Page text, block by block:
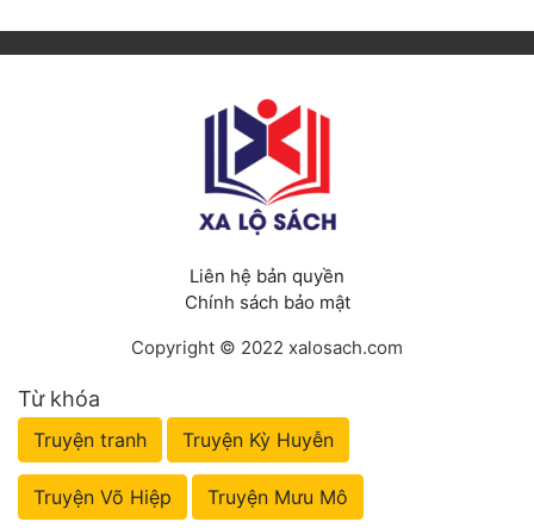
Liên hệ bản quyền
Chính sách bảo mật
Copyright © 2022 xalosach.com
Từ khóa
Truyện tranh Truyện Kỳ Huyễn
Truyện Võ Hiệp Truyện Mưu Mô